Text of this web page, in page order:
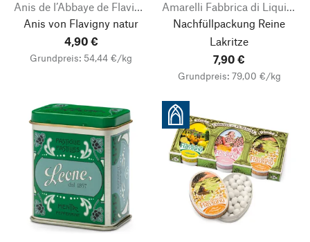
Anis de l’Abbaye de Flavigny
Anis von Flavigny natur
4,90 €
Grundpreis: 54,44 €/kg
Amarelli Fabbrica di Liquirizia
Nachfüllpackung Reine
Lakritze
7,90 €
Grundpreis: 79,00 €/kg